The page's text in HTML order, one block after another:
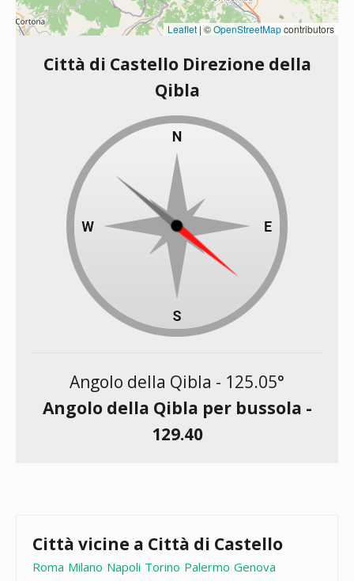
Leaflet | ©OpenStreetMapcontributors
Città di Castello Direzione della
Qibla
Angolo della Qibla - 125.05°
Angolo della Qibla per bussola -
129.40
Città vicine a Città di Castello
Roma Milano Napoli Torino Palermo Genova